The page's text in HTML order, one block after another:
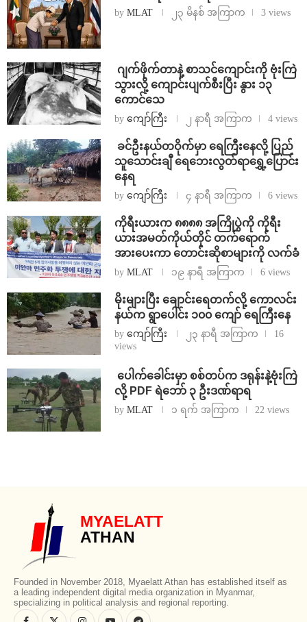
by MLAT ၂၃ မိနစ် အကြာက 3 views
⁨⁩ ⁨ဂျက်ဖိုက်တာနဲ့ စာသင်ကျောင်းကို ဗုံးကြဲ
သွားလို့ ကျောင်းပျက်စီးပြီး နွား ၁၃
ကောင်သေ
by ကျော်ကြီး ၂ နာရီ အကြာက 4 views
⁩ ⁨ခင်ဦးနယ်တဝိုက်မှာ ရေကြီးနေလို့ ပြည်
သူသောင်းချီ ရေဘေးလွတ်ရာရွှေ့ပြောင်း
နေရ
by ကျော်ကြီး ၄ နာရီ အကြာက 6 views
ကိုရီးယားက ၈၈၈၈ အကြိုပွဲကို ကိုရီး
ယားအမတ်ကိုယ်တိုင် တက်ရောက်
အားပေးကာ တောင်းဆိုစာများကို လက်ခံ
by MLAT ၁၉ နာရီ အကြာက 6 views
⁨မိုးများပြီး ချောင်းရေတက်လို့ ကောလင်း
နယ်က ရွာပေါင်း ၁၀၀ ကျော် ရေကြီးနေ
by ကျော်ကြီး ၂၃ နာရီ အကြာက
16
views
⁩ ⁨ပေါက်ခေါင်းမှာ စစ်တပ်က ဒရုန်းနဲ့ဗုံးကြဲ
လို့ PDF ရဲဘော် ၃ ဦးဒဏ်ရာရ
by MLAT ၁ ရက် အကြာက 22 views
MYAELATT
ATHAN
Founded in November 2018, Myaelatt Athan has established itself as
a leading independent digital media organization in Myanmar,
specializing in political analysis and regional reporting.